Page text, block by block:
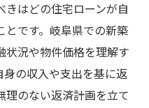
はどの住宅ローンが自
です。岐阜県での新築
況や物件価格を理解す
の収入や支出を基に返
のない返済計画を立て